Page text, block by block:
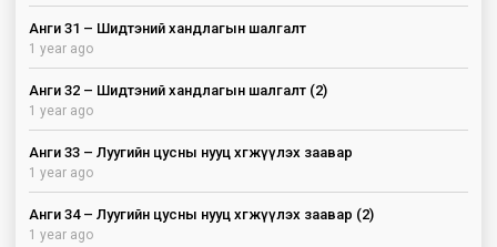
Анги 31 – Шидтэний хандлагын шалгалт
1 year ago
Анги 32 – Шидтэний хандлагын шалгалт (2)
1 year ago
Анги 33 – Луугийн цусны нууц хөгжүүлэх заавар
1 year ago
Анги 34 – Луугийн цусны нууц хөгжүүлэх заавар (2)
1 year ago